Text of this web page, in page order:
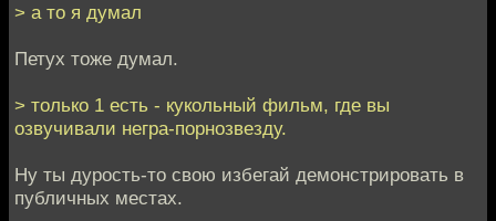
> а то я думал
Петух тоже думал.
> только 1 есть - кукольный фильм, где вы
озвучивали негра-порнозвезду.
Ну ты дурость-то свою избегай демонстрировать в
публичных местах.